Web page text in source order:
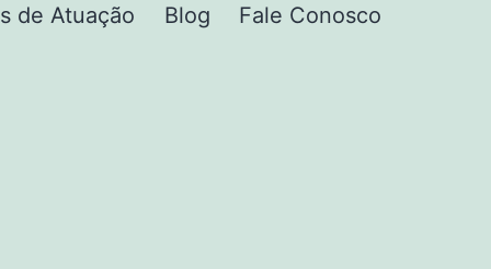
de Atuação Blog Fale Conosco